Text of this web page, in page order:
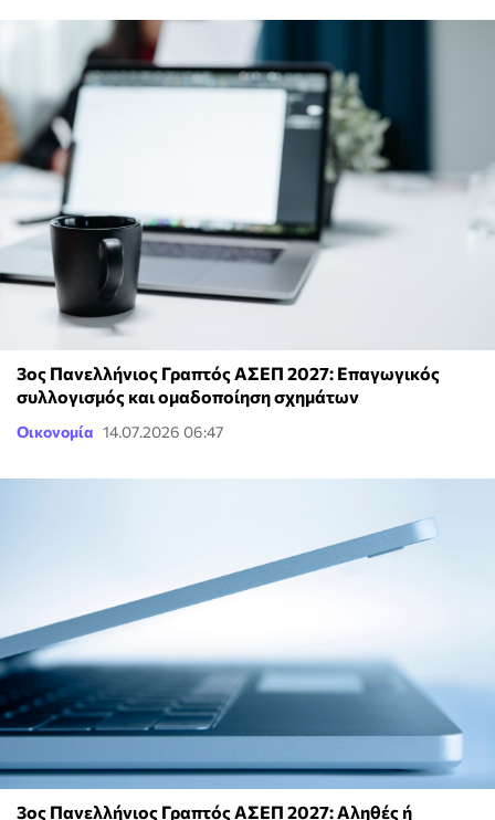
3ος Πανελλήνιος Γραπτός ΑΣΕΠ 2027: Επαγωγικός
συλλογισμός και ομαδοποίηση σχημάτων
Οικονομία 14.07.2026 06:47
3ος Πανελλήνιος Γραπτός ΑΣΕΠ 2027: Αληθές ή